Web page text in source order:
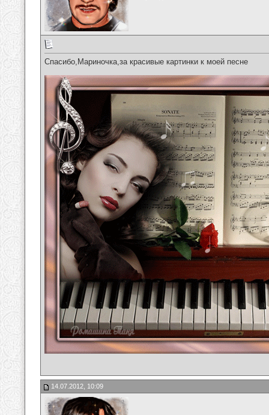
Спасибо,Мариночка,за красивые картинки к моей песне
14.07.2012, 10:09